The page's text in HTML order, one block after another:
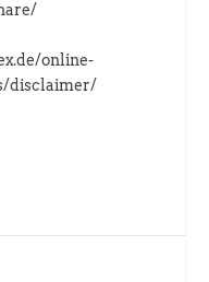
online-
disclaimer/